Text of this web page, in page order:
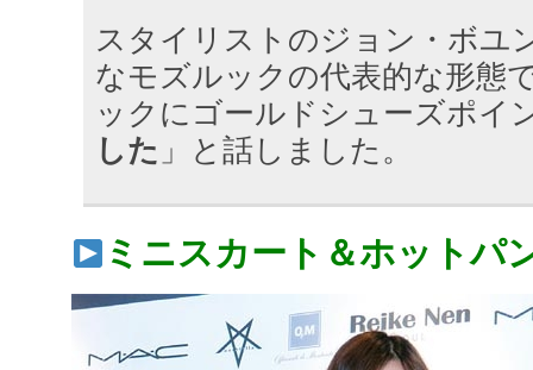
スタイリストのジョン・ボユ
なモズルックの代表的な形態
ックにゴールドシューズポイ
した 」と話しました。
ミニスカート＆ホットパ